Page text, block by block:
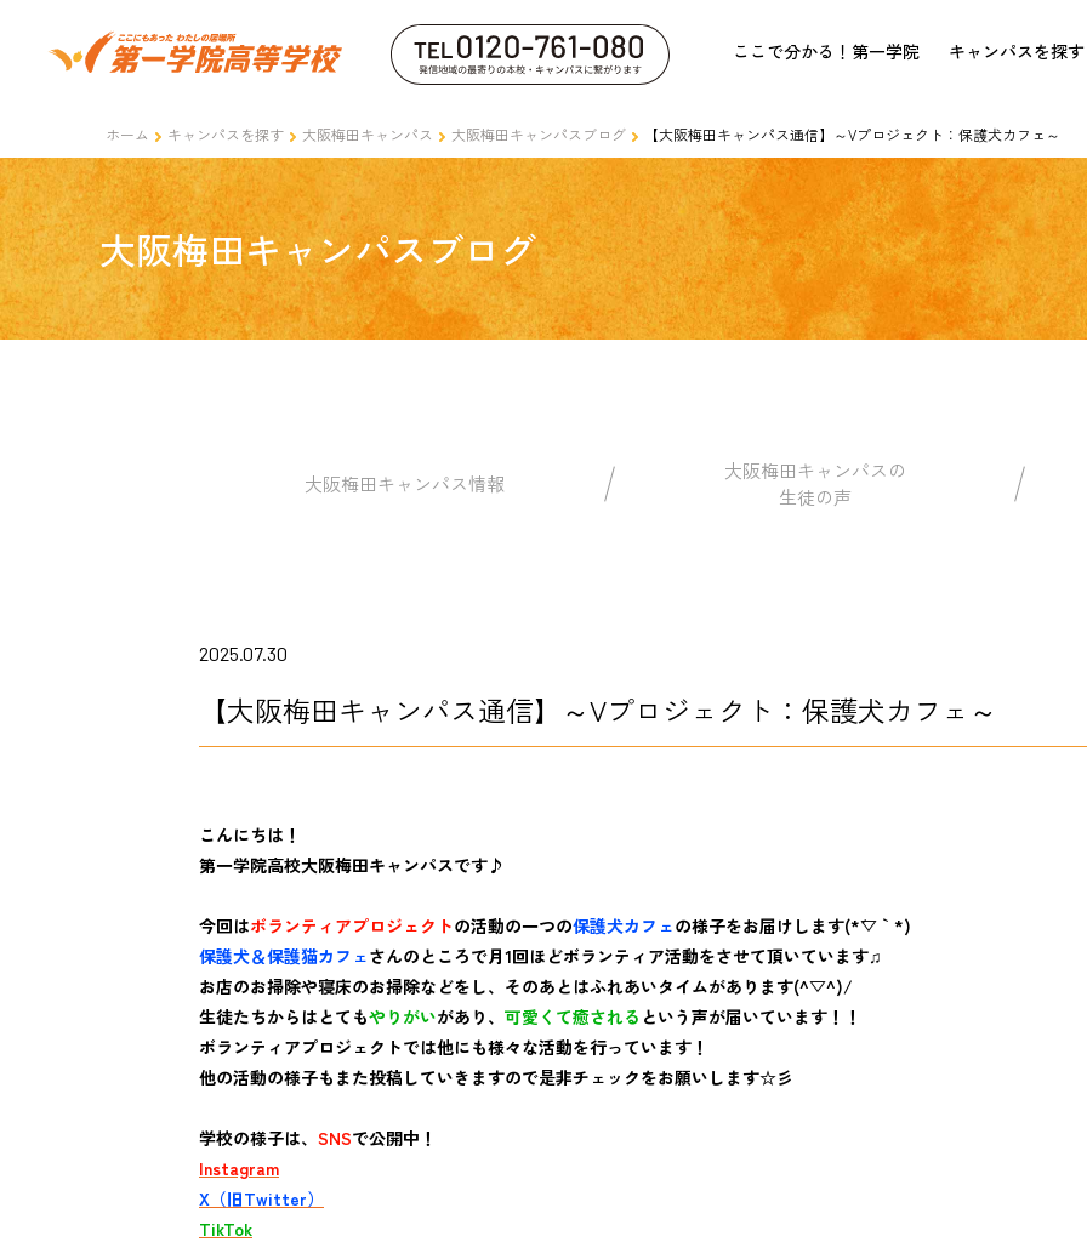
ここで分かる！第一学院 キャンパスを探す
ホーム キャンパスを探す 大阪梅田キャンパス 大阪梅田キャンパスブログ 【大阪梅田キャンパス通信】～Vプロジェクト：保護犬カフェ～
大阪梅田キャンパスブログ
大阪梅田キャンパス情報
大阪梅田キャンパスの
生徒の声
2025.07.30
【大阪梅田キャンパス通信】～Vプロジェクト：保護犬カフェ～
こんにちは！
第一学院高校大阪梅田キャンパスです♪
今回はボランティアプロジェクトの活動の一つの保護犬カフェの様子をお届けします(*´▽｀*)
保護犬＆保護猫カフェさんのところで月1回ほどボランティア活動をさせて頂いています♫
お店のお掃除や寝床のお掃除などをし、そのあとはふれあいタイムがあります(^▽^)/
生徒たちからはとてもやりがいがあり、 可愛くて癒される という声が届いています！！
ボランティアプロジェクトでは他にも様々な活動を行っています！
他の活動の様子もまた投稿していきますので是非チェックをお願いします☆彡
学校の様子は、 SNSで公開中！
Instagram
X（旧Twitter）
TikTok